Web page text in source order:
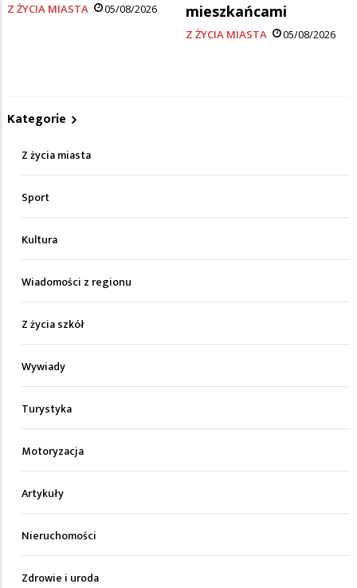
Z ŻYCIA MIASTA 05/08/2026
mieszkańcami
Z ŻYCIA MIASTA 05/08/2026
Kategorie
Z życia miasta
Sport
Kultura
Wiadomości z regionu
Z życia szkół
Wywiady
Turystyka
Motoryzacja
Artykuły
Nieruchomości
Zdrowie i uroda